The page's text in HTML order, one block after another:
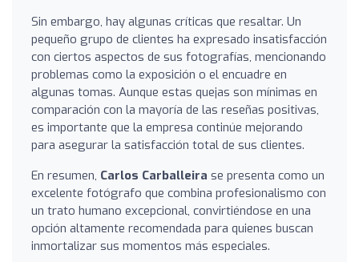
Sin embargo, hay algunas críticas que resaltar. Un
pequeño grupo de clientes ha expresado insatisfacción
con ciertos aspectos de sus fotografías, mencionando
problemas como la exposición o el encuadre en
algunas tomas. Aunque estas quejas son mínimas en
comparación con la mayoría de las reseñas positivas,
es importante que la empresa continúe mejorando
para asegurar la satisfacción total de sus clientes.
En resumen, Carlos Carballeira se presenta como un
excelente fotógrafo que combina profesionalismo con
un trato humano excepcional, convirtiéndose en una
opción altamente recomendada para quienes buscan
inmortalizar sus momentos más especiales.